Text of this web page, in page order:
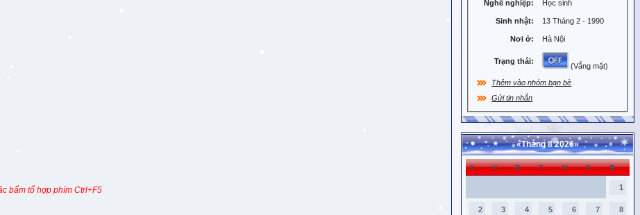
bấm tổ hợp phím Ctrl+F5
Nghề nghiệp: Học sinh
Sinh nhật: 13 Tháng 2 - 1990
Nơi ở: Hà Nội
Trạng thái:
(Vắng mặt)
Thêm vào nhóm bạn bè
Gửi tin nhắn
«Tháng 8 2026»
C H B T N S B
1
2 3 4 5 6 7 8